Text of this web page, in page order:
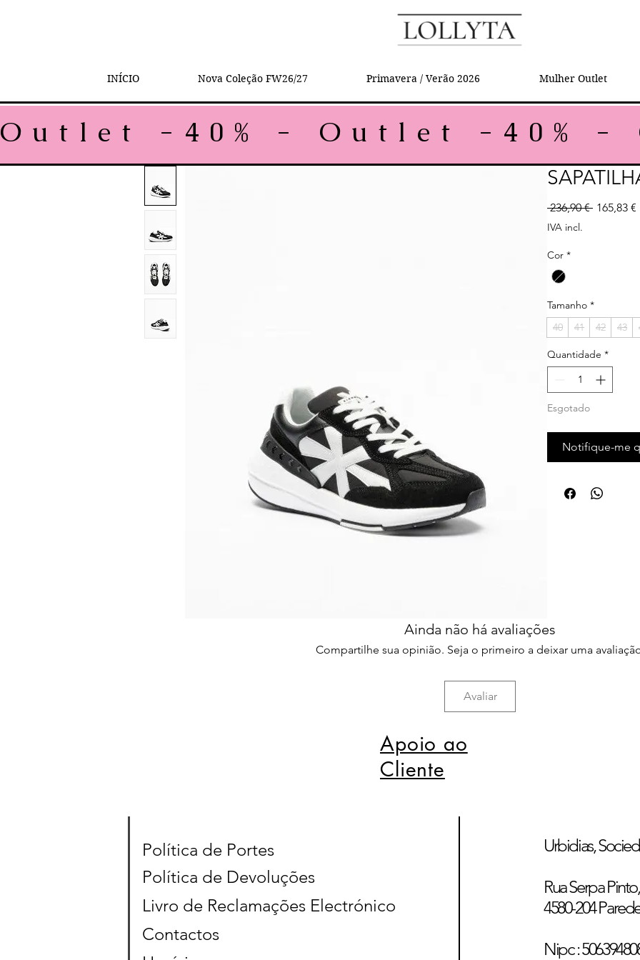
INÍCIO Nova Coleção FW26/27 Primavera / Verão 2026 Mulher Outlet
Outlet -40% -
236,90 € Preço
165,83 €
IVA incl.
Cor *
Tamanho *
40
41 42 43
Quantidade *
Esgotado
Notifique-me
Ainda não há avaliações
Compartilhe sua opinião. Seja o primeiro a deixar uma
Avaliar
Apoio ao
Cliente
Política de Portes
Política de Devoluções
Livro de Reclamações Electrónico
Contactos
Urbidias,
Rua Serpa
4580-204
Nipc :